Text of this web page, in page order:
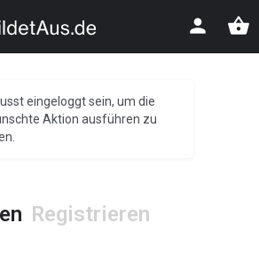
eingeloggt sein, um die
Aktion ausführen zu
Registrieren